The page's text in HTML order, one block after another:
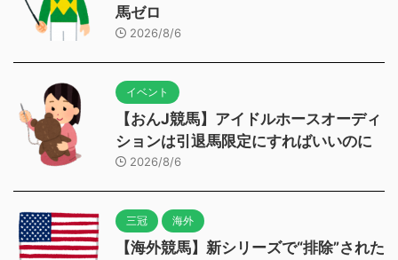
馬ゼロ
2026/8/6
イベント
【おんJ競馬】アイドルホースオーディ
ションは引退馬限定にすればいいのに
2026/8/6
三冠 海外
【海外競馬】新シリーズで“排除”された